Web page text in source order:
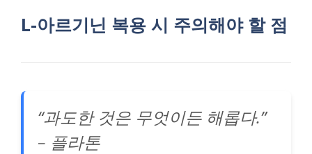
L-아르기닌 복용 시 주의해야 할 점
“과도한 것은 무엇이든 해롭다.”
– 플라톤